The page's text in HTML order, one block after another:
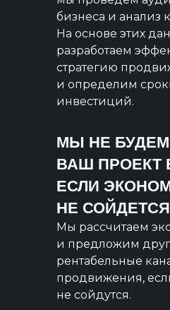
бизнеса и анализ
На основе этих
разработаем
стратегию
и определим
инвестиций.
МЫ НЕ БУДЕМ
ВАШ ПРОЕКТ
ЕСЛИ
НЕ СОЙДЕТСЯ
Мы рассчитаем
и предложим
рентабельные
продвижения,
не сойдутся.